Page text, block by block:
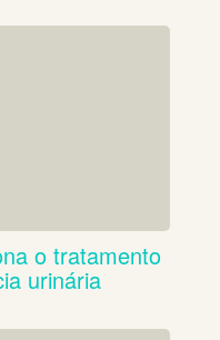
o tratamento
urinária